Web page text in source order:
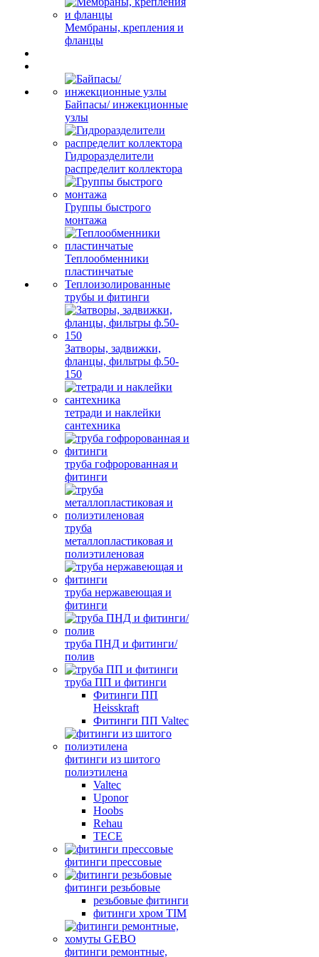
Мембраны, крепления и
фланцы
Байпасы/ инжекционные
узлы
Гидроразделители
распределит коллектора
Группы быстрого
монтажа
Теплообменники
пластинчатые
Теплоизолированные
трубы и фитинги
Затворы, задвижки,
фланцы, фильтры ф.50-
150
тетради и наклейки
сантехника
труба гофророванная и
фитинги
труба
металлопластиковая и
полиэтиленовая
труба нержавеющая и
фитинги
труба ПНД и фитинги/
полив
труба ПП и фитинги
Фитинги ПП
Heisskraft
Фитинги ПП Valtec
фитинги из шитого
полиэтилена
Valtec
Uponor
Hoobs
Rehau
TECE
фитинги прессовые
фитинги резьбовые
резьбовые фитинги
фитинги хром TIM
фитинги ремонтные,